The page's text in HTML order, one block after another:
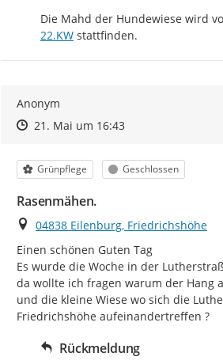
Die Mahd der Hundewiese wird
22.KW stattfinden.
Anonym
Zeitpunkt des Erstellens
Zeitpunkt des Erstellens
21. Mai um 16:43Zur Äußerung
Kategorie
Grünpflege Status
Geschlossen
Rasenmähen.
Ort
04838 Eilenburg, Friedrichshöhe
Einen schönen Guten Tag
Es wurde die Woche in der
da wollte ich fragen warum der Hang
und die kleine Wiese wo sich die
Friedrichshöhe aufeinandertreffen ?
Rückmeldung